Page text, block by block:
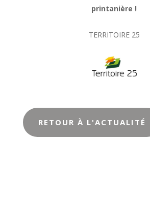
printanière !
TERRITOIRE 25
RETOUR À L'ACTUALITÉ